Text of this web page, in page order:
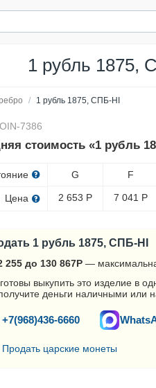
1 рубль 1875,
/ 1 рубль 1875, СПБ-НІ
7386
стоимость «1 рубль
Цена
G
2 653 Р
F
7 041 Р
1 рубль 1875, СПБ-НІ
255 до 130 867Р —
выкупить это изделие в
деньги наличными или
+7(968)436-6660
Продать царские монеты